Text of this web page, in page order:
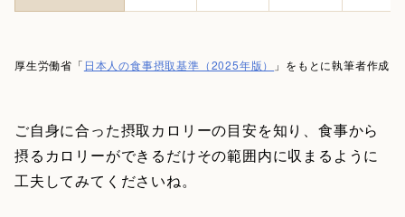
厚生労働省「 日本人の食事摂取基準（2025年版） 」をもとに執筆者作成
ご自身に合った摂取カロリーの目安を知り、食事から
摂るカロリーができるだけその範囲内に収まるように
工夫してみてくださいね。